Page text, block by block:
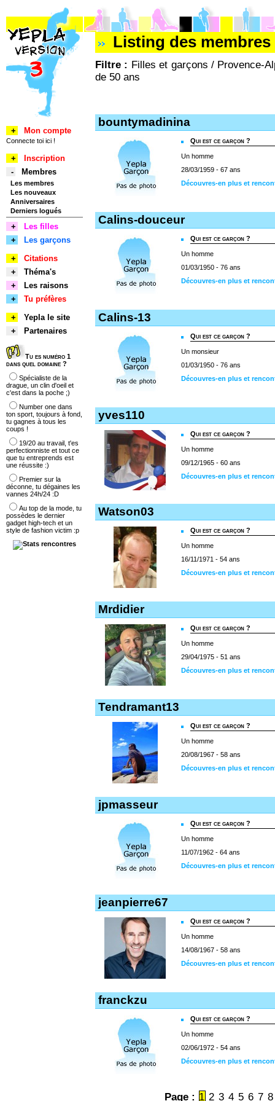
Listing des
Filtre : Filles et garçons / Provence-
de 50 ans
bountymadinina
Qui est ce garçon ?
Un homme
28/03/1959 - 67 ans
Découvres-en plus et
Calins-douceur
Qui est ce garçon ?
Un homme
01/03/1950 - 76 ans
Découvres-en plus et
Calins-13
Qui est ce garçon ?
Un monsieur
01/03/1950 - 76 ans
Découvres-en plus et
yves110
Qui est ce garçon ?
Un homme
09/12/1965 - 60 ans
Découvres-en plus et
Watson03
Qui est ce garçon ?
Un homme
16/11/1971 - 54 ans
Découvres-en plus et
Mrdidier
Qui est ce garçon ?
Un homme
29/04/1975 - 51 ans
Découvres-en plus et
Tendramant13
Qui est ce garçon ?
Un homme
20/08/1967 - 58 ans
Découvres-en plus et
jpmasseur
Qui est ce garçon ?
Un homme
11/07/1962 - 64 ans
Découvres-en plus et
jeanpierre67
Qui est ce garçon ?
Un homme
14/08/1967 - 58 ans
Découvres-en plus et
franckzu
Qui est ce garçon ?
Un homme
02/06/1972 - 54 ans
Découvres-en plus et
Page : 1 2 3 4 5 6 7 8
+ Mon compte
Connecte toi ici !
+
Inscription
-
Membres
Les membres
Les nouveaux
Anniversaires
Derniers logués
+
Les filles
+
Les garçons
+
Citations
+
Théma's
+
Les raisons
+
Tu préfères
+
Yepla le site
+
Partenaires
Tu es numéro 1
dans quel domaine ?
Spécialiste de la
drague, un clin d'oeil et
c'est dans la poche ;)
Number one dans
ton sport, toujours à fond,
tu gagnes à tous les
coups !
19/20 au travail, t'es
perfectionniste et tout ce
que tu entreprends est
une réussite :)
Premier sur la
déconne, tu dégaines les
vannes 24h/24 :D
Au top de la mode, tu
possèdes le dernier
gadget high-tech et un
style de fashion victim :p